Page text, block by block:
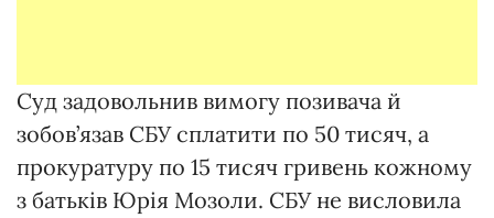
Суд задовольнив вимогу позивача й
зобов’язав СБУ сплатити по 50 тисяч, а
прокуратуру по 15 тисяч гривень кожному
з батьків Юрія Мозоли. СБУ не висловила